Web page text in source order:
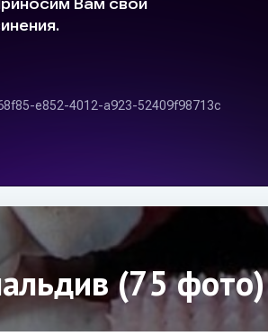
(75 фото)